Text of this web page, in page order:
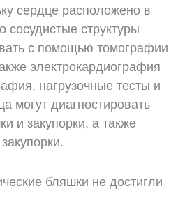
сердце расположено в
сосудистые структуры
с помощью томографии
электрокардиография
нагрузочные тесты и
могут диагностировать
и закупорки, а также
бляшки не достигли